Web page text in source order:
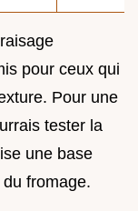
pour ceux qui
Pour une
tester la
une base
fromage.